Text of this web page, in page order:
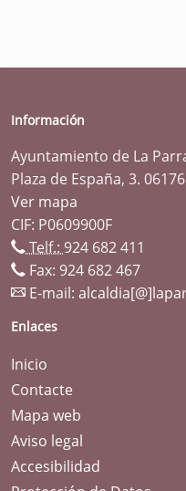
Información
Ayuntamiento de La
Plaza de España, 3.
Ver mapa
CIF: P0609900F
Telf.: 924 682 411
Fax: 924 682 467
E-mail:
Enlaces
Inicio
Contacte
Mapa web
Aviso legal
Accesibilidad